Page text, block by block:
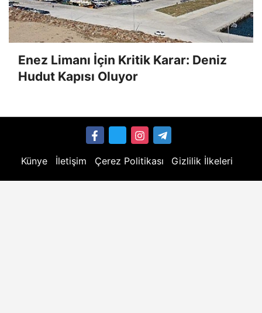
Enez Limanı İçin Kritik Karar: Deniz
Hudut Kapısı Oluyor
Künye İletişim Çerez Politikası Gizlilik İlkeleri